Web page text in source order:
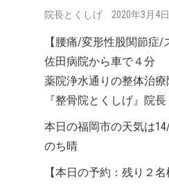
院長とくしげ 2020年3月4日
【腰痛/変形性股関節症/
佐田病院から車で４分
薬院浄水通りの整体治療
『整骨院とくしげ』院長
本日の福岡市の天気は
のち晴
【本日の予約：残り２